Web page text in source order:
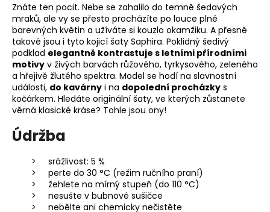
Znáte ten pocit. Nebe se zahalilo do temně šedavých
mraků, ale vy se přesto procházíte po louce plné
barevných květin a užíváte si kouzlo okamžiku. A přesně
takové jsou i tyto kojicí šaty Saphira. Poklidný šedivý
podklad elegantně kontrastuje s letními přírodními
motivy v živých barvách růžového, tyrkysového, zeleného
a hřejivě žlutého spektra. Model se hodí na slavnostní
události, do kavárny i na dopolední procházky s
kočárkem. Hledáte originální šaty, ve kterých zůstanete
věrná klasické kráse? Tohle jsou ony!
Údržba
srážlivost: 5 %
perte do 30 °C (režim ručního praní)
žehlete na mírný stupeň (do 110 °C)
nesušte v bubnové sušičce
nebělte ani chemicky nečistěte